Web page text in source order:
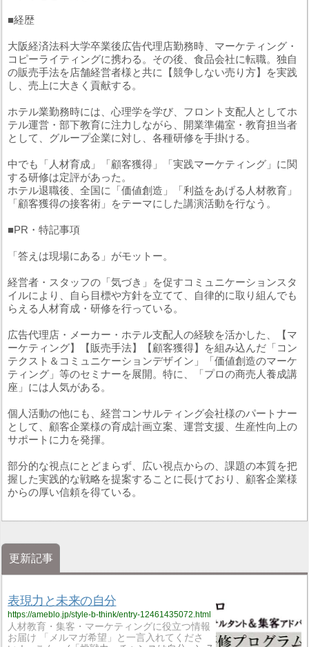
■経歴
大阪経済法科大学卒業後広告代理店勤務時、マーケティング・
コピーライティングに携わる。その後、食品会社に転職。独自
の販売手法を店舗経営者様と共に【競争しない売り方】を実践
し、売上に大きく貢献する。
ホテル業勤務時には、心理学を学び、フロント支配人としてホ
テル運営・部下教育に注力しながら、開業準備室・教育担当者
として、グループ企業に対し、各種研修を手掛ける。
中でも「人材育成」「顧客獲得」「実践マーケティング」に関
する研修は定評があった。
ホテル退職後、全国に「価値創造」「利益をあげる人材教育」
「顧客獲得の接客術」をテーマにした講演活動を行なう。
■PR・特記事項
「答えは現場にある」がモットー。
経営者・スタッフの「気づき」を促すコミュニケーションスタ
イルにより、自ら目標や方針を立てて、自律的に取り組んでも
らえる人材育成・研修を行っている。
広告代理店・メーカー・ホテル支配人の経験を活かした、【マ
ーケティング】【販売手法】【顧客獲得】を組み込んだ「コン
テクスト＆コミュニケーションデザイン」「価値創造のマーケ
ティング」等のセミナーを展開。特に、「プロの商売人養成講
座」には人気がある。
個人活動の他にも、経営コンサルティング会社様のパートナー
として、顧客企業様の育成計画立案、運営支援、生産性向上の
サポートに力を発揮。
部分的な視点にとどまらず、広い視点からの、課題の本質を把
握した実践的な戦略を提案することに長けており、顧客企業様
からの厚い信頼を得ている。
更新記事
表現力と未来の自分
https://ameblo.jp/style-b-think/entry-12461435072.html
人材教育・集客・マーケティングに役立つ情報
お届け 「メルマガ希望」と一言入れてくださ